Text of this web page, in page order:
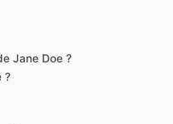
Jane Doe ?
?